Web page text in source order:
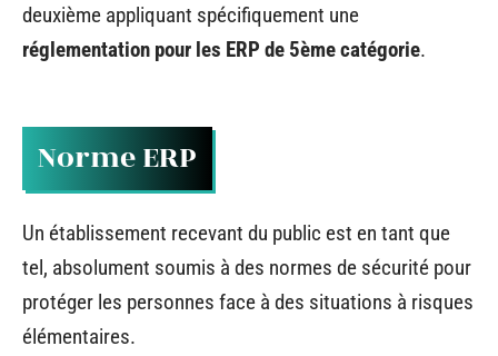
deuxième appliquant spécifiquement une
réglementation pour les ERP de 5ème catégorie.
Norme ERP
Un établissement recevant du public est en tant que
tel, absolument soumis à des normes de sécurité pour
protéger les personnes face à des situations à risques
élémentaires.